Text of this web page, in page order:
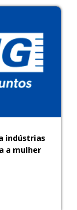
indústrias
a mulher